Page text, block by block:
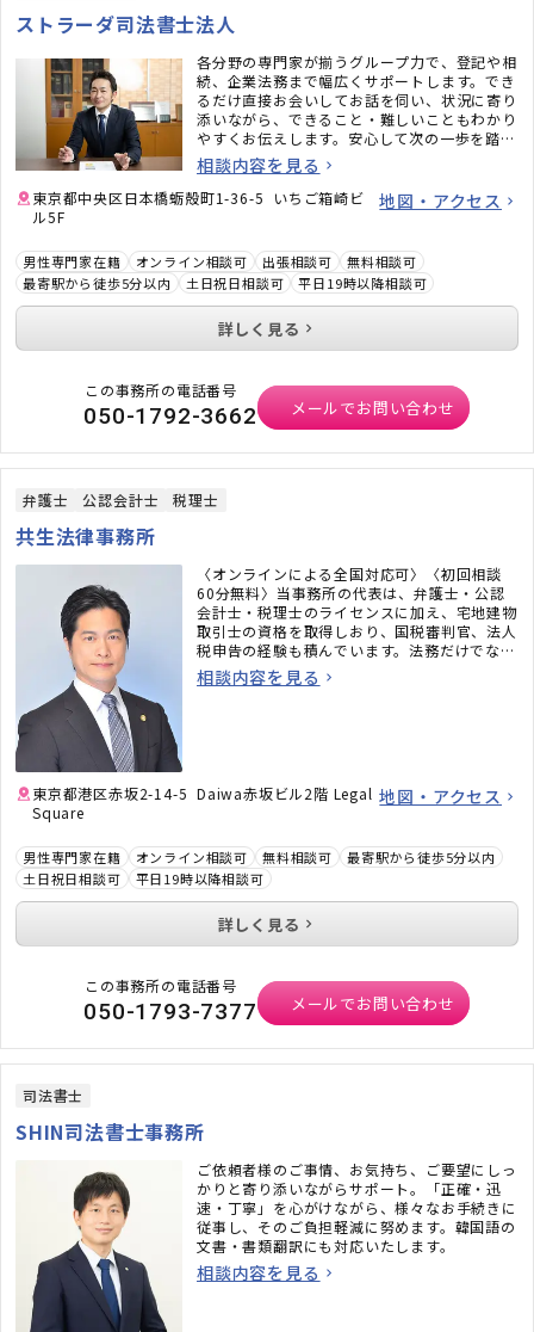
ストラーダ司法書士法人
各分野の専門家が揃うグループ力で、登記や相
続、企業法務まで幅広くサポートします。でき
るだけ直接お会いしてお話を伺い、状況に寄り
添いながら、できること・難しいこともわかり
やすくお伝えします。安心して次の一歩を踏み
出せるよう、いっしょに道筋を整えていきま
す。
相談内容を見る
東京都中央区日本橋蛎殻町1-36-5 いちご箱崎ビ
ル5F
地図・アクセス
男性専門家在籍 オンライン相談可 出張相談可
無料相談可
最寄駅から徒歩5分以内
土日祝日相談可 平日19時以降相談可
詳しく見る
この事務所の電話番号
050-1792-3662 メールでお問い合わせ
弁護士 公認会計士 税理士
共生法律事務所
〈オンラインによる全国対応可〉〈初回相談
60分無料〉当事務所の代表は、弁護士・公認
会計士・税理士のライセンスに加え、宅地建物
取引士の資格を取得しおり、国税審判官、法人
税申告の経験も積んでいます。法務だけでな
く、税務のことまで考えた包括的なサポートを
ご提供いたします。不動産・相続でお困りの
相談内容を見る
東京都港区赤坂2-14-5 Daiwa赤坂ビル2階 Legal
Square
地図・アクセス
男性専門家在籍 オンライン相談可 無料相談可
最寄駅から徒歩5分以内
土日祝日相談可
平日19時以降相談可
詳しく見る
この事務所の電話番号
050-1793-7377 メールでお問い合わせ
司法書士
SHIN司法書士事務所
ご依頼者様のご事情、お気持ち、ご要望にしっ
かりと寄り添いながらサポート。「正確・迅
速・丁寧」を心がけながら、様々なお手続きに
従事し、そのご負担軽減に努めます。韓国語の
文書・書類翻訳にも対応いたします。
相談内容を見る